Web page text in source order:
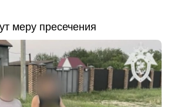
меру пресечения